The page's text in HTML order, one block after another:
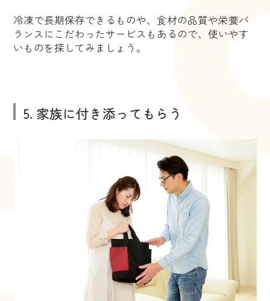
冷凍で長期保存できるものや、食材の品質や栄養バ
ランスにこだわったサービスもあるので、使いやす
いものを探してみましょう。
5. 家族に付き添ってもらう